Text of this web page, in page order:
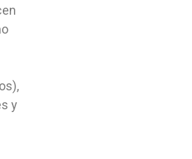
y